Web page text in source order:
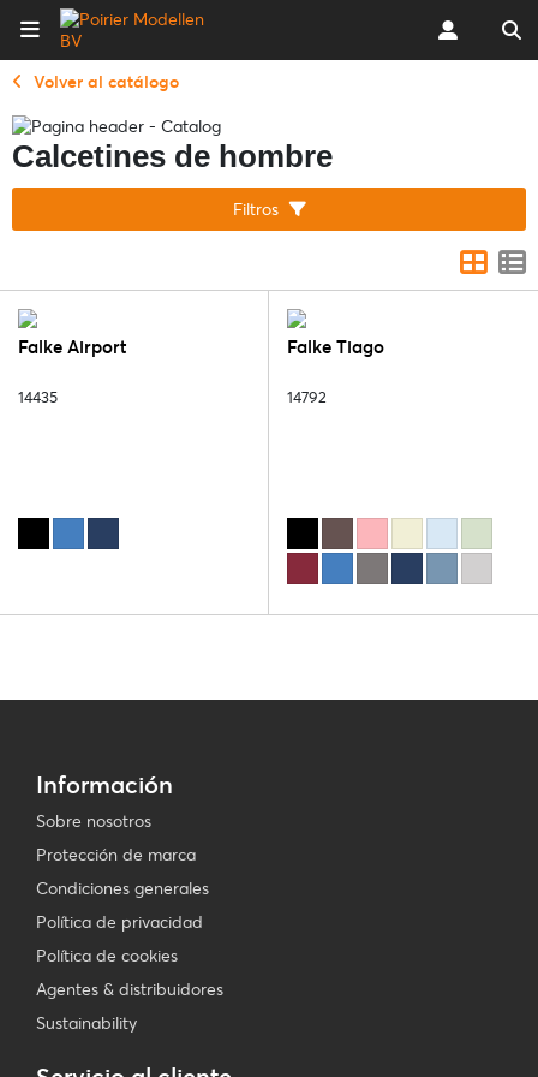
Volver al catálogo
Calcetines de hombre
Filtros
Falke Airport
14435
Falke Tiago
14792
Información
Sobre nosotros
Protección de marca
Condiciones generales
Política de privacidad
Política de cookies
Agentes & distribuidores
Sustainability